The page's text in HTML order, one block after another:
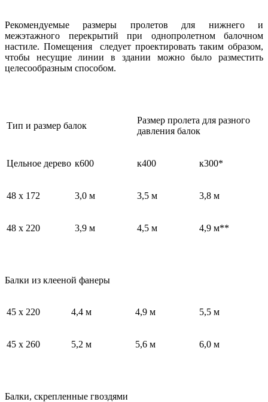
Рекомендуемые размеры пролетов для нижнего и
межэтажного перекрытий при однопролетном балочном
настиле. Помещения следует проектировать таким образом,
чтобы несущие линии в здании можно было разместить
целесообразным способом.
Тип и размер балок
Размер пролета для разного
давления балок
Цельное дерево к600 к400 к300*
48 х 172 3,0 м 3,5 м 3,8 м
48 х 220 3,9 м 4,5 м 4,9 м**
Балки из клееной фанеры
45 х 220 4,4 м 4,9 м 5,5 м
45 х 260 5,2 м 5,6 м 6,0 м
Балки, скрепленные гвоздями